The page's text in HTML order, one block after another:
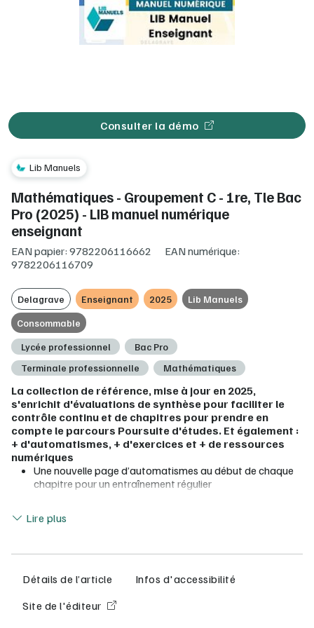
Consulter la démo
Lib Manuels
Mathématiques - Groupement C - 1re, Tle Bac
Pro (2025) - LIB manuel numérique
enseignant
EAN papier: 9782206116662
EAN numérique:
9782206116709
Delagrave Enseignant 2025
Lib Manuels
Consommable
Lycée professionnel
Bac Pro
Terminale professionnelle
Mathématiques
La collection de référence, mise à jour en 2025,
s'enrichit d'évaluations de synthèse pour faciliter le
contrôle continu et de chapitres pour prendre en
compte le parcours Poursuite d'études. Et également :
+ d'automatismes, + d'exercices et + de ressources
numériques
Une nouvelle page d’automatismes au début de chaque
chapitre pour un entraînement régulier
De nombreux exercices et tutos vidéos sur l'algorithmique
calculatrices)
l'élève à travailler en autonomie
synthèse pour faciliter le contrôle continu en cours
Lire plus
Détails de l’article
Infos d'accessibilité
Site de l'éditeur